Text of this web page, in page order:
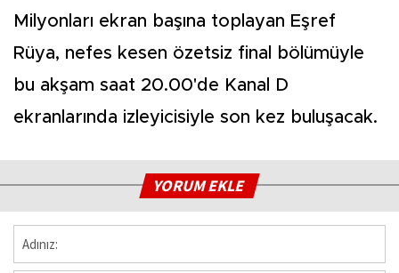
Milyonları ekran başına toplayan Eşref
Rüya, nefes kesen özetsiz final bölümüyle
bu akşam saat 20.00'de Kanal D
ekranlarında izleyicisiyle son kez buluşacak.
YORUM EKLE